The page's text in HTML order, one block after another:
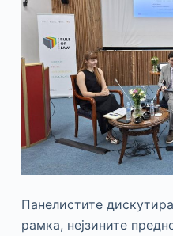
Панелистите
рамка, нејзините